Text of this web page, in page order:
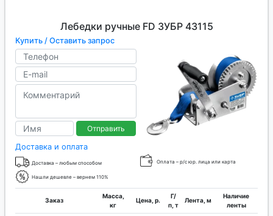
Лебедки ручные FD ЗУБР 43115
Купить / Оставить запрос
Отправить
Доставка и оплата
Доставка – любым способом Оплата – р/с юр. лица или карта
Нашли дешевле – вернем 110%
Заказ
Масса,
кг
Цена, р.
Г/
п, т
Лента, м
Наличие
ленты